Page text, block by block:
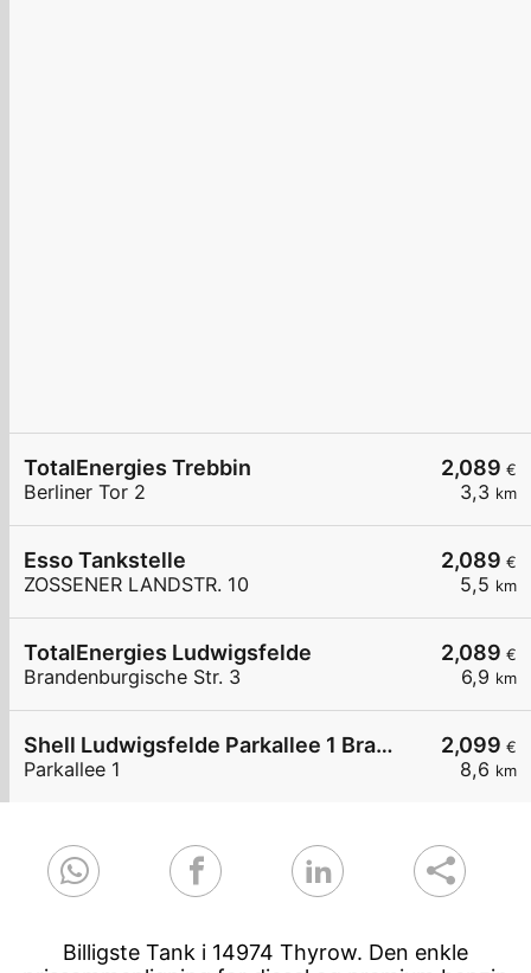
2,089 €
3,3 km
TotalEnergies Trebbin
Berliner Tor 2
2,089 €
5,5 km
Esso Tankstelle
ZOSSENER LANDSTR. 10
2,089 €
6,9 km
TotalEnergies Ludwigsfelde
Brandenburgische Str. 3
2,099 €
8,6 km
Shell Ludwigsfelde Parkallee 1 Brandenburg Park
Parkallee 1
Billigste Tank i 14974 Thyrow. Den enkle